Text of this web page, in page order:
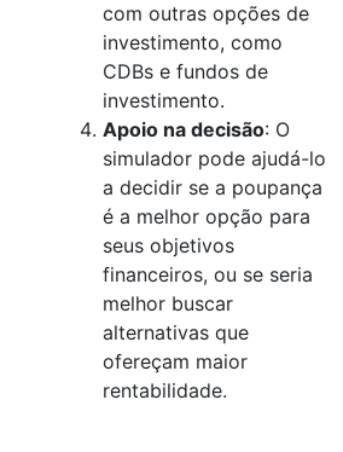
com outras opções de
investimento, como
CDBs e fundos de
investimento.
Apoio na decisão: O
simulador pode ajudá-lo
a decidir se a poupança
é a melhor opção para
seus objetivos
financeiros, ou se seria
melhor buscar
alternativas que
ofereçam maior
rentabilidade.